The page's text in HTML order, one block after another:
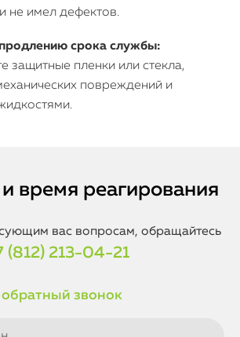
не имел дефектов.
срока службы:
защитные пленки или стекла,
повреждений и
время реагирования
вас вопросам, обращайтесь
(812) 213-04-21
звонок